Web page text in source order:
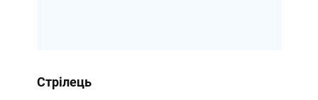
Стрілець